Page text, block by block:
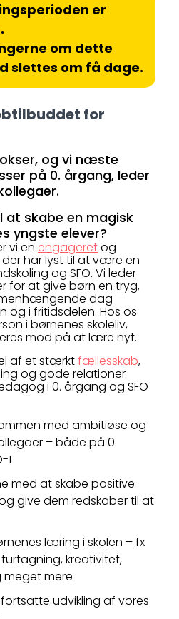
er
om dette
slettes om få dage.
for
og vi næste
på 0. årgang, leder
skabe en magisk
yngste elever?
vi en engageretog
har lyst til at være en
og SFO. Vi leder
for at give børn en tryg,
dag –
og i fritidsdelen. Hos os
i børnenes skoleliv,
mod på at lære nyt.
af et stærktfællesskab,
og gode relationer
i 0. årgang og SFO
med ambitiøse og
– både på 0.
1
med at skabe positive
give dem redskaber til at
læring i skolen – fx
kreativitet,
mere
udvikling af vores